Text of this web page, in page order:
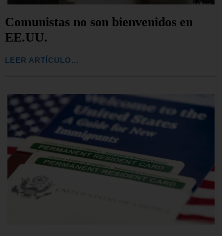
Comunistas no son bienvenidos en
EE.UU.
LEER ARTÍCULO...